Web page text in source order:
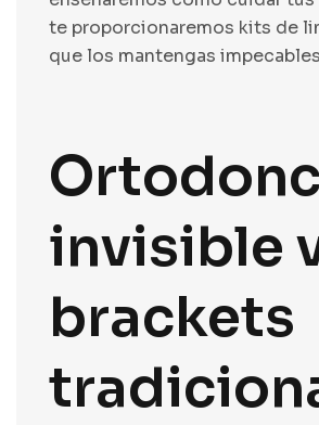
te proporcionaremos kits de
que los mantengas
invisible
brackets